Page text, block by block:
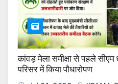
कांवड़ मेला समीक्षा से पहले
परिसर में किया पौधारोपण